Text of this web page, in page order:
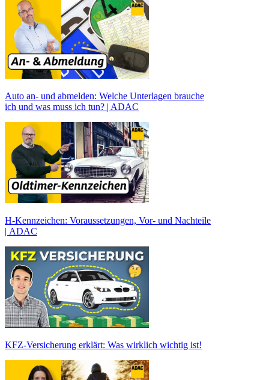
Auto an- und abmelden: Welche Unterlagen brauche
ich und was muss ich tun? | ADAC
H-Kennzeichen: Voraussetzungen, Vor- und Nachteile
| ADAC
KFZ-Versicherung erklärt: Was wirklich wichtig ist!